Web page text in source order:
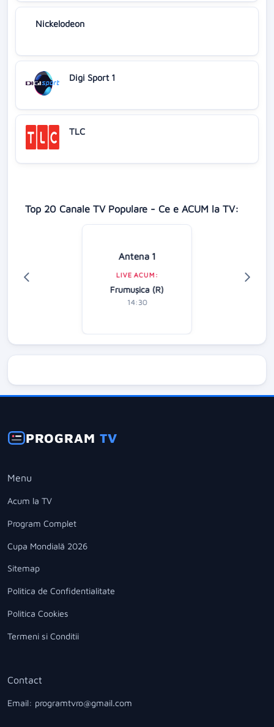
Nickelodeon
Digi Sport 1
TLC
Top 20 Canale TV Populare - Ce e ACUM la TV:
Antena 1
LIVE ACUM:
Frumușica (R)
14:30
PROGRAMTV
Menu
Acum la TV
Program Complet
Cupa Mondială 2026
Sitemap
Politica de Confidentialitate
Politica Cookies
Termeni si Conditii
Contact
Email: programtvro@gmail.com